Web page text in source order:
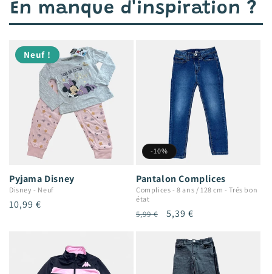
En manque d'inspiration ?
Neuf !
Pyjama Disney
Disney - Neuf
Prix
10,99 €
-10%
Pantalon Complices
Complices -8 ans / 128 cm -Trés bon
état
Prix
5,99 €
Prix
5,39 €